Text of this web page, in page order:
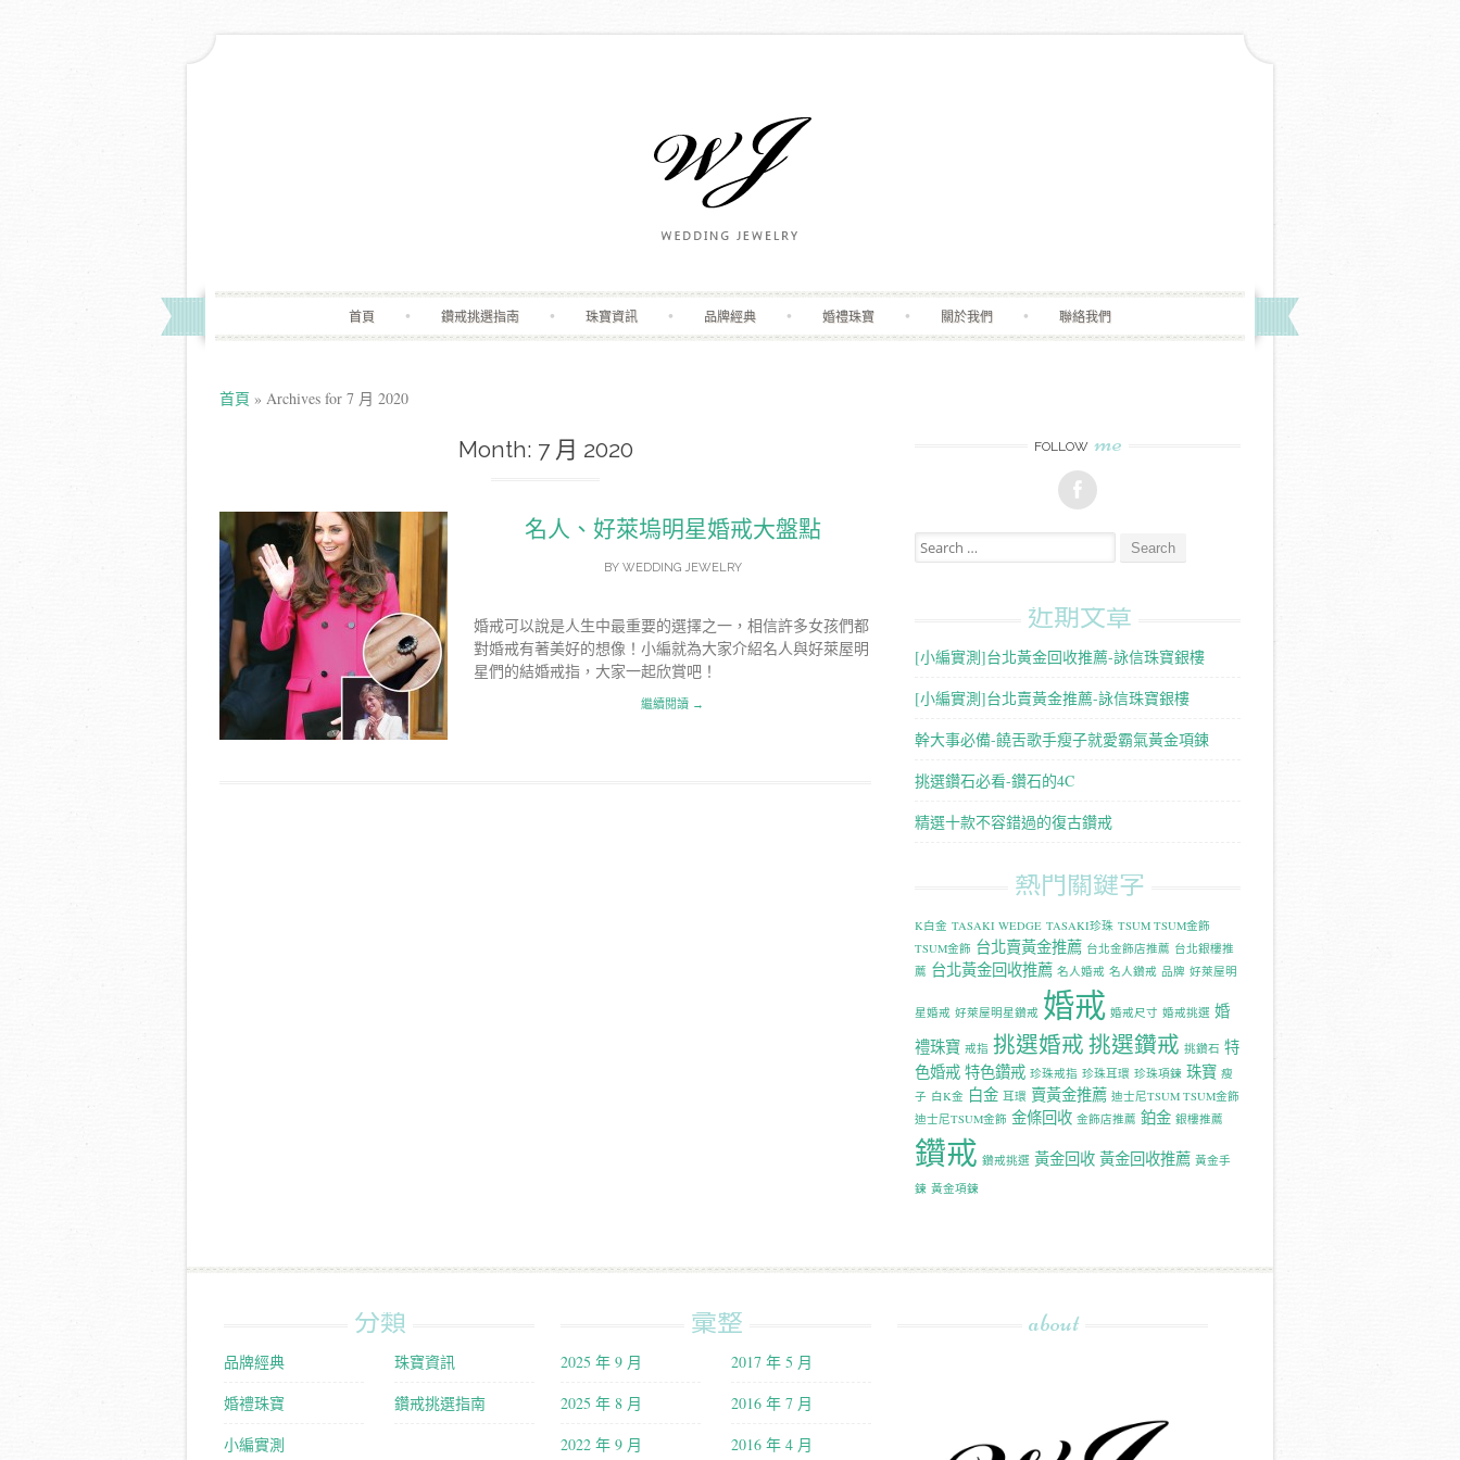
首頁 鑽戒挑選指南 珠寶資訊 品牌經典 婚禮珠寶 關於我們 聯絡我們
首頁 » Archives for 7 月 2020
Month: 7 月 2020
名人、好萊塢明星婚戒大盤點
BY WEDDING JEWELRY
婚戒可以說是人生中最重要的選擇之一，相信許多女孩們都
對婚戒有著美好的想像！小編就為大家介紹名人與好萊屋明
星們的結婚戒指，大家一起欣賞吧！
繼續閱讀 →
FOLLOW me
Search for:
近期文章
[小編實測]台北黃金回收推薦-詠信珠寶銀樓
[小編實測]台北賣黃金推薦-詠信珠寶銀樓
幹大事必備-饒舌歌手瘦子就愛霸氣黃金項鍊
挑選鑽石必看-鑽石的4C
精選十款不容錯過的復古鑽戒
熱門關鍵字
K白金 TASAKI WEDGE TASAKI珍珠 TSUM TSUM金飾
TSUM金飾 台北賣黃金推薦 台北金飾店推薦 台北銀樓推
薦 台北黃金回收推薦 名人婚戒 名人鑽戒 品牌 好萊屋明
星婚戒 好萊屋明星鑽戒 婚戒 婚戒尺寸 婚戒挑選 婚
禮珠寶 戒指 挑選婚戒挑選鑽戒 挑鑽石 特
色婚戒 特色鑽戒 珍珠戒指 珍珠耳環 珍珠項鍊 珠寶 瘦
子 白K金 白金 耳環 賣黃金推薦 迪士尼TSUM TSUM金飾
迪士尼TSUM金飾 金條回收 金飾店推薦 鉑金 銀樓推薦
鑽戒 鑽戒挑選 黃金回收 黃金回收推薦 黃金手
鍊 黃金項鍊
分類
品牌經典
婚禮珠寶
小編實測
珠寶資訊
鑽戒挑選指南
彙整
2025 年 9 月
2025 年 8 月
2022 年 9 月
2017 年 5 月
2016 年 7 月
2016 年 4 月
about